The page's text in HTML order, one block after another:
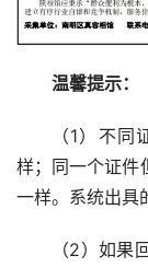
温馨提示：
（1）不
样；同一个证件
一样。系统出具
（2）如果